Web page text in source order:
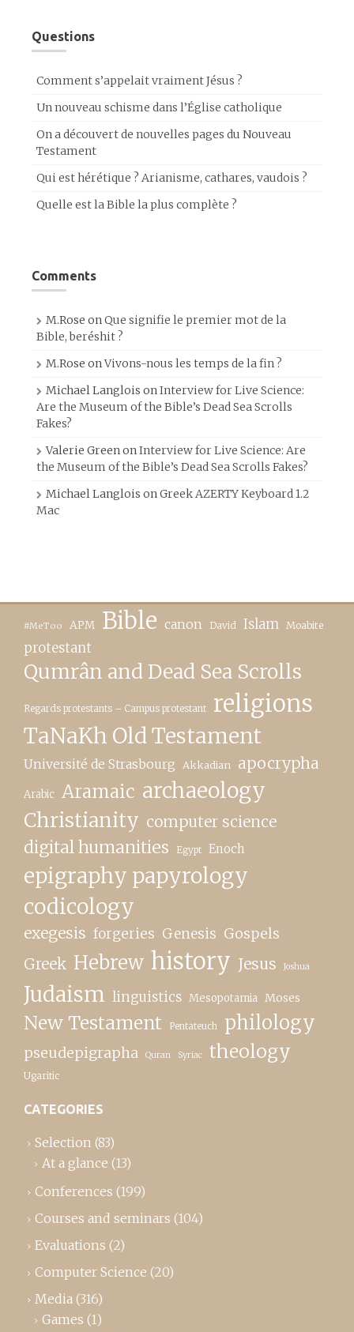
Questions
Comment s’appelait vraiment Jésus ?
Un nouveau schisme dans l’Église catholique
On a découvert de nouvelles pages du Nouveau
Testament
Qui est hérétique ? Arianisme, cathares, vaudois ?
Quelle est la Bible la plus complète ?
Comments
M.Rose onQue signifie le premier mot de la
Bible, beréshit ?
M.Rose onVivons-nous les temps de la fin ?
Michael Langlois onInterview for Live Science:
Are the Museum of the Bible’s Dead Sea Scrolls
Fakes?
Valerie GreenonInterview for Live Science: Are
the Museum of the Bible’s Dead Sea Scrolls Fakes?
Michael Langlois onGreek AZERTY Keyboard 1.2
Mac
#MeToo APM Bible canon David Islam Moabite
protestant
Qumrân and Dead Sea Scrolls
Regards protestants – Campus protestant religions
TaNaKh Old Testament
Université de Strasbourg Akkadian apocrypha
Arabic Aramaic archaeology
Christianity computer science
digital humanities Egypt Enoch
epigraphy papyrology
codicology
exegesis forgeries Genesis Gospels
Greek Hebrew history Jesus Joshua
Judaism linguistics Mesopotamia Moses
New Testament Pentateuch philology
pseudepigrapha Quran Syriac theology
Ugaritic
CATEGORIES
Selection (83)
At a glance (13)
Conferences (199)
Courses and seminars (104)
Evaluations (2)
Computer Science (20)
Media (316)
Games (1)